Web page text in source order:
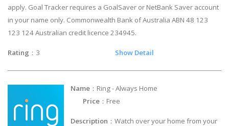
apply. Goal Tracker requires a GoalSaver or NetBank Saver account
in your name only. Commonwealth Bank of Australia ABN 48 123
123 124 Australian credit licence 234945.
Rating ：3 Show Detail
Name ：Ring - Always Home
Price ：Free
Description ：Watch over your home from your